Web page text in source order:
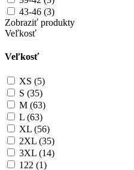
43-46 (3)
Zobraziť produkty
Veľkosť
Veľkosť
XS (5)
S (35)
M (63)
L (63)
XL (56)
2XL (35)
3XL (14)
122 (1)